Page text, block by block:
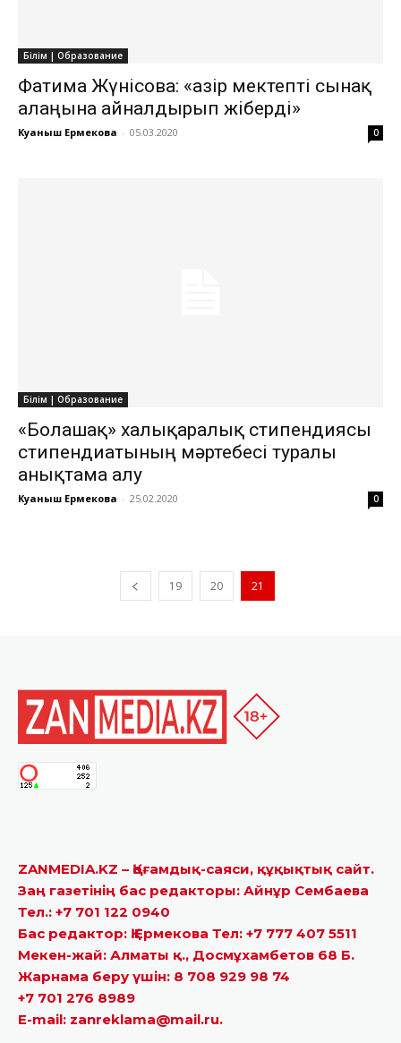
Білім | Образование
Фатима Жүнісова: «Қазір мектепті сынақ
алаңына айналдырып жіберді»
Куаныш Ермекова - 05.03.2020 0
Білім | Образование
«Болашақ» халықаралық стипендиясы
стипендиатының мәртебесі туралы
анықтама алу
Куаныш Ермекова - 25.02.2020 0
19 20 21
ZANMEDIA.KZ – Қоғамдық-саяси, құқықтық сайт.
Заң газетінің бас редакторы: Айнұр Сембаева
Тел.: +7 701 122 0940
Бас редактор: Қ.Ермекова Тел: +7 777 407 5511
Мекен-жай: Алматы қ., Досмұхамбетов 68 Б.
Жарнама беру үшін: 8 708 929 98 74
+7 701 276 8989
E-mail: zanreklama@mail.ru.